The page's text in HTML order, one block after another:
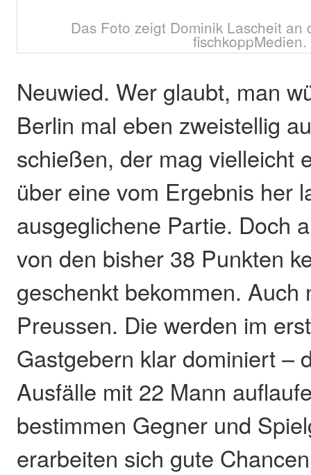
Das Foto zeigt Dominik Lascheit an
fischkoppMedien.
Neuwied. Wer glaubt, man
Berlin mal eben zweistellig
schießen, der mag vielleicht
über eine vom Ergebnis her
ausgeglichene Partie. Doch
von den bisher 38 Punkten
geschenkt bekommen. Auch
Preussen. Die werden im
Gastgebern klar dominiert –
Ausfälle mit 22 Mann
bestimmen Gegner und
erarbeiten sich gute